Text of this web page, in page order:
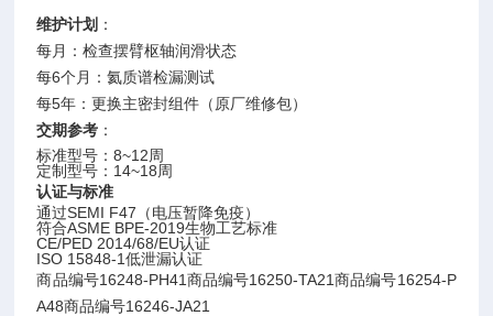
维护计划 ：
每月：检查摆臂枢轴润滑状态
每6个月：氦质谱检漏测试
每5年：更换主密封组件（原厂维修包）
交期参考 ：
标准型号：8~12周
定制型号：14~18周
认证与标准
通过SEMI F47（电压暂降免疫）
符合ASME BPE-2019生物工艺标准
CE/PED 2014/68/EU认证
ISO 15848-1低泄漏认证
商品编号16248-PH41商品编号16250-TA21商品编号16254-P
A48商品编号16246-JA21